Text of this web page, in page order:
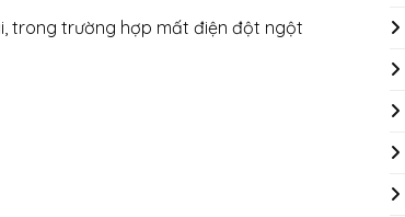
trong trường hợp mất điện đột ngột